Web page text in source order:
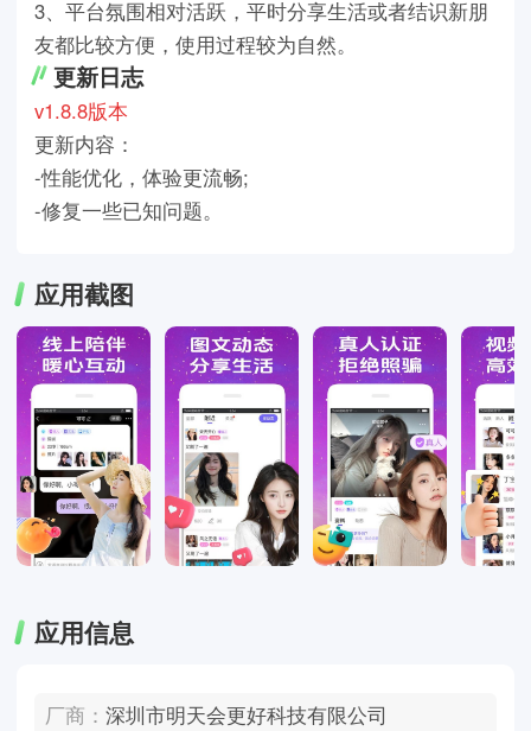
3、平台氛围相对活跃，平时分享生活或者结识新朋
友都比较方便，使用过程较为自然。
更新日志
v1.8.8版本
更新内容：
-性能优化，体验更流畅;
-修复一些已知问题。
应用截图
应用信息
厂商：深圳市明天会更好科技有限公司